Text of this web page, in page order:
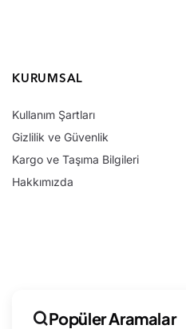
KURUMSAL
Kullanım Şartları
Gizlilik ve Güvenlik
Kargo ve Taşıma Bilgileri
Hakkımızda
Popüler Aramalar